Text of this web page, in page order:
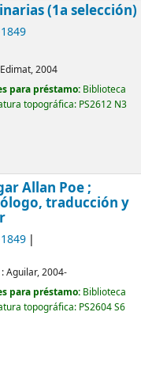
(1a selección)
Edimat,2004
para préstamo: Biblioteca
topográfica: PS2612 N3
Allan Poe ;
traducción y
Aguilar,2004-
para préstamo: Biblioteca
topográfica: PS2604 S6